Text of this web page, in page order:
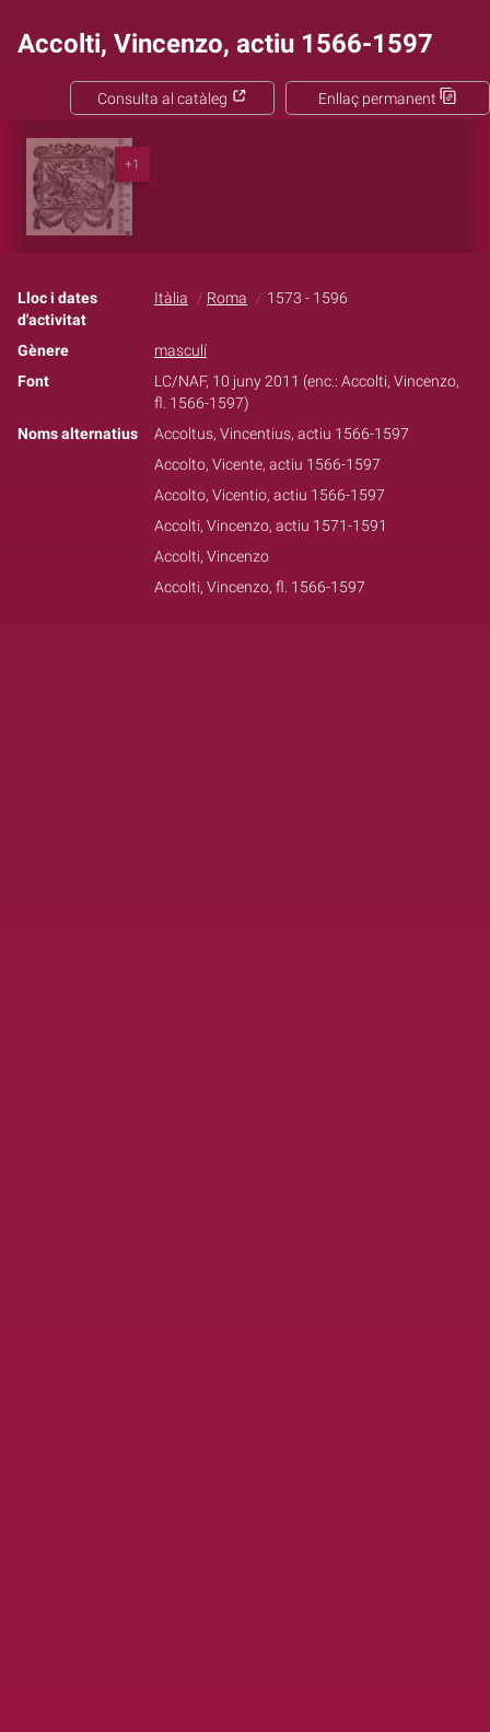
Accolti, Vincenzo, actiu 1566-1597
Enllaç permanent
Consulta al catàleg
+1
Lloc i dates
d'activitat
Itàlia Roma 1573 - 1596
Gènere
masculí
Font
LC/NAF, 10 juny 2011 (enc.: Accolti, Vincenzo,
fl. 1566-1597)
Noms alternatius
Accoltus, Vincentius, actiu 1566-1597
Accolto, Vicente, actiu 1566-1597
Accolto, Vicentio, actiu 1566-1597
Accolti, Vincenzo, actiu 1571-1591
Accolti, Vincenzo
Accolti, Vincenzo, fl. 1566-1597